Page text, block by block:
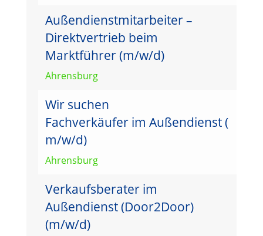
Außendienstmitarbeiter –
Direktvertrieb beim
Marktführer (m/w/d)
Ahrensburg
Wir suchen
Fachverkäufer im Außendienst (
m/w/d)
Ahrensburg
Verkaufsberater im
Außendienst (Door2Door)
(m/w/d)